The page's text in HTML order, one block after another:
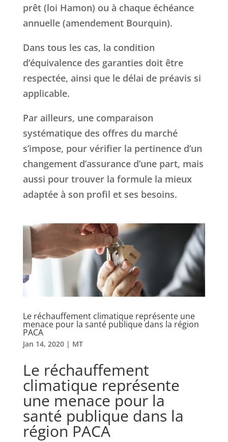
prêt (loi Hamon) ou à chaque échéance
annuelle (amendement Bourquin).
Dans tous les cas, la condition
d’équivalence des garanties doit être
respectée, ainsi que le délai de préavis si
applicable.
Par ailleurs, une comparaison
systématique des offres du marché
s’impose, pour vérifier la pertinence d’un
changement d’assurance d’une part, mais
aussi pour trouver la formule la mieux
adaptée à son profil et ses besoins.
Le réchauffement climatique représente une
menace pour la santé publique dans la région
PACA
Jan 14, 2020| MT
Le réchauffement
climatique représente
une menace pour la
santé publique dans la
région PACA